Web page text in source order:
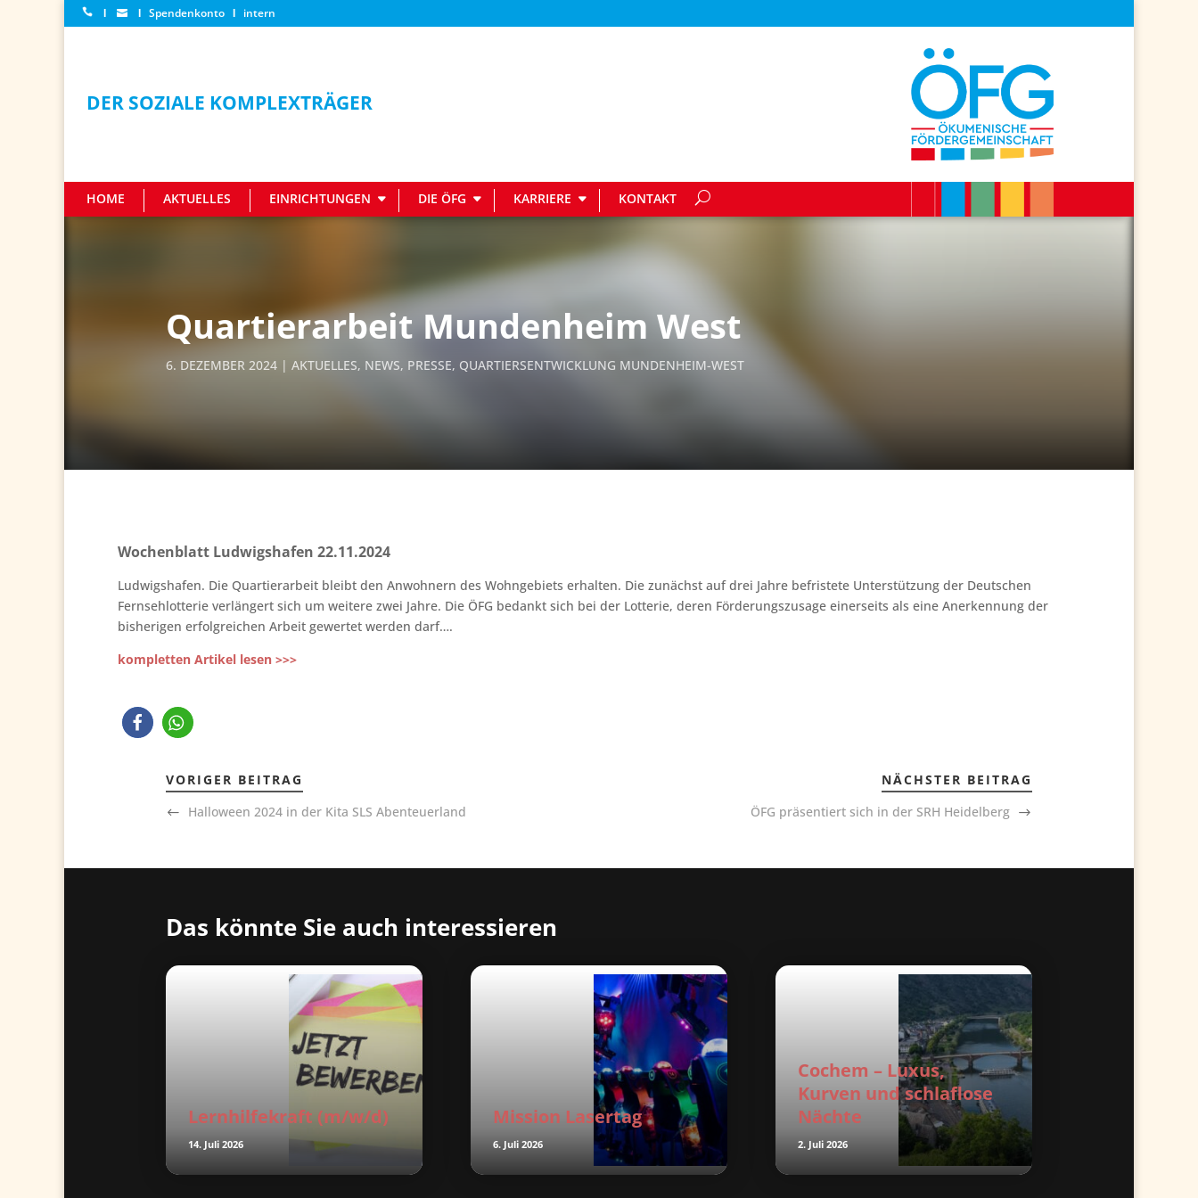
Ι Ι Spendenkonto Ι intern
DER SOZIALE KOMPLEXTRÄGER
HOME AKTUELLES EINRICHTUNGEN DIE ÖFG KARRIERE KONTAKT
Quartierarbeit Mundenheim West
6. DEZEMBER 2024 AKTUELLES, NEWS, PRESSE, QUARTIERSENTWICKLUNG MUNDENHEIM-WEST
Wochenblatt Ludwigshafen 22.11.2024
Ludwigshafen. Die Quartierarbeit bleibt den Anwohnern des Wohngebiets erhalten. Die zunächst auf drei Jahre befristete Unterstützung der Deutschen
Fernsehlotterie verlängert sich um weitere zwei Jahre. Die ÖFG bedankt sich bei der Lotterie, deren Förderungszusage einerseits als eine Anerkennung der
bisherigen erfolgreichen Arbeit gewertet werden darf….
kompletten Artikel lesen >>>
VORIGER BEITRAG
Halloween 2024 in der Kita SLS Abenteuerland
NÄCHSTER BEITRAG
ÖFG präsentiert sich in der SRH Heidelberg
Das könnte Sie auch interessieren
Lernhilfekraft (m/w/d)
14. Juli 2026
Mission Lasertag
6. Juli 2026
Cochem – Luxus,
Kurven und schlaflose
Nächte
2. Juli 2026